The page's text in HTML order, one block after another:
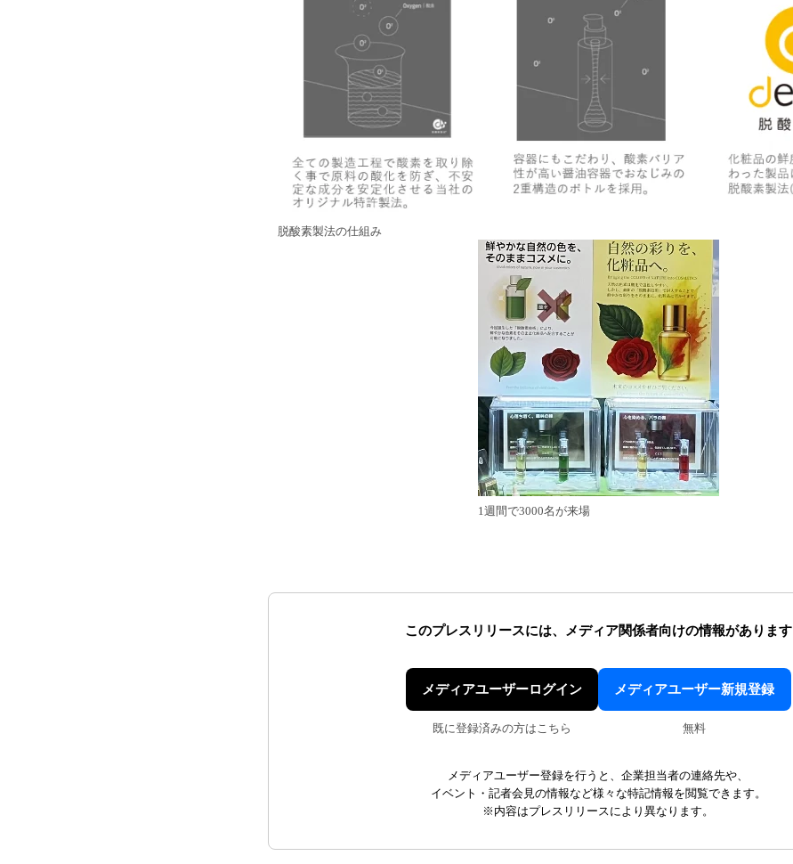
脱酸素製法の仕組み
1週間で3000名が来場
このプレスリリースには、 メディア関係者向けの情報があります
メディアユーザーログイン
既に登録済みの方はこちら
メディアユーザー新規登録
無料
メディアユーザー登録を行うと、企業担当者の連絡先や、
イベント・記者会見の情報など様々な特記情報を閲覧できます。
※内容はプレスリリースにより異なります。